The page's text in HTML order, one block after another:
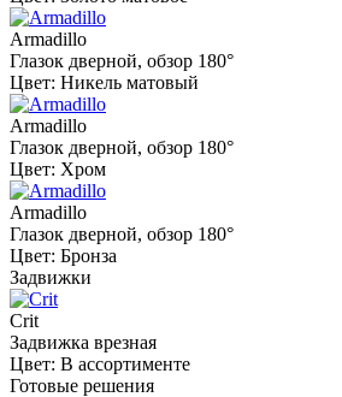
Armadillo
Глазок дверной, обзор 180°
Цвет: Никель матовый
Armadillo
Глазок дверной, обзор 180°
Цвет: Хром
Armadillo
Глазок дверной, обзор 180°
Цвет: Бронза
Задвижки
Crit
Задвижка врезная
Цвет: В ассортименте
Готовые решения